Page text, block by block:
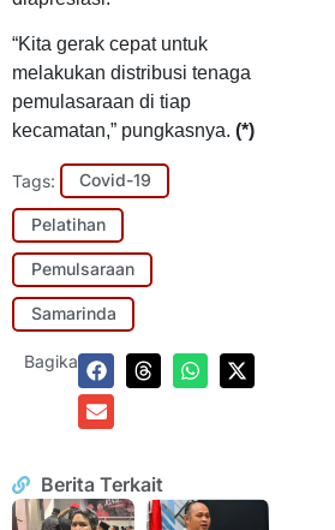
“Kita gerak cepat untuk
melakukan distribusi tenaga
pemulasaraan di tiap
kecamatan,” pungkasnya. (*)
Tags: Covid-19
Pelatihan
Pemulsaraan
Samarinda
Bagikan:
Berita Terkait